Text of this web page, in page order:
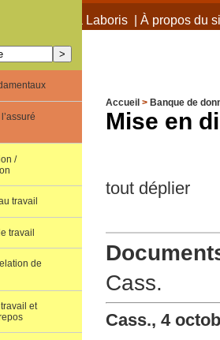
de Terra Laboris| À propos du
Accueil > Banque de
Mise en
tout déplier
Cass.
Cass., 4
/
travail
travail
de
et